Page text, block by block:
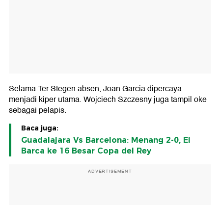
Selama Ter Stegen absen, Joan Garcia dipercaya
menjadi kiper utama. Wojciech Szczesny juga tampil oke
sebagai pelapis.
Baca juga:
Guadalajara Vs Barcelona: Menang 2-0, El
Barca ke 16 Besar Copa del Rey
ADVERTISEMENT